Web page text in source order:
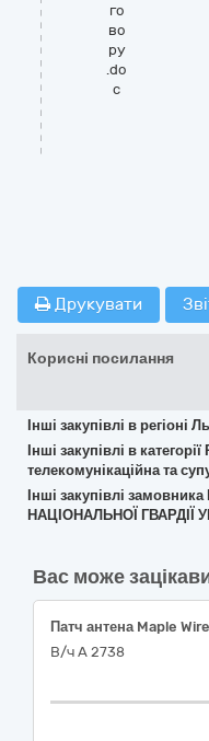
го
во
ру
.do
c
Друкувати
Корисні посилання
Інші закупівлі в регіоні
Інші закупівлі в
телекомунікаційна та
Інші закупівлі
НАЦІОНАЛЬНОЇ ГВАРДІЇ
Вас може
Патч антена Maple
В/ч А 2738